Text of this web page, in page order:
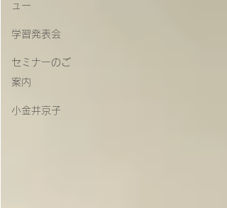
ュー
学習発表会
セミナーのご
案内
小金井京子